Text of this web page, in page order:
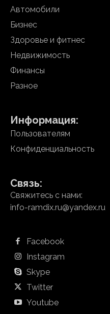
Автомобили
Бизнес
Здоровье и фитнес
Недвижимость
Финансы
Разное
Информация:
Пользователям
Конфиденциальность
Связь:
Свяжитесь с нами:
info-ramdix.ru@yandex.ru
Facebook
Instagram
Skype
Twitter
Youtube